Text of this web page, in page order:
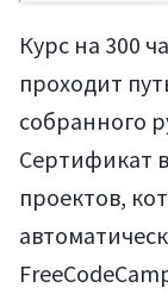
Курс на 300
проходит
собранного
Сертификат
проектов,